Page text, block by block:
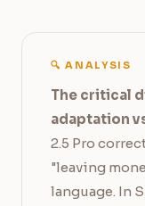
🔍 ANALYSIS
The critical
adaptation
2.5 Pro
"leaving
language. In